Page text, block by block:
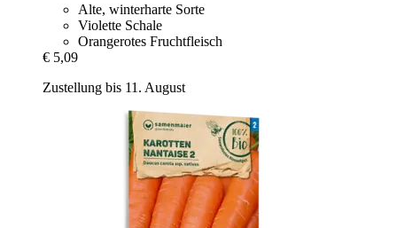
Alte, winterharte Sorte
Violette Schale
Orangerotes Fruchtfleisch
€ 5,09
Zustellung bis 11. August